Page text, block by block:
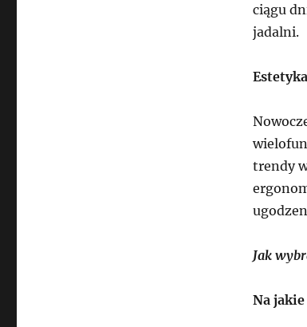
ciągu
jadalni.
trendy
Jak
Na